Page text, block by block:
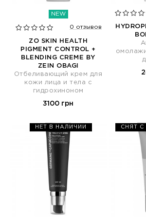
NEW
0 отзывов
ZO SKIN HEALTH
PIGMENT CONTROL +
BLENDING CREME BY
ZEIN OBAGI
Отбеливающий крем для
кожи лица и тела с
гидрохиноном
3100 грн
НЕТ В НАЛИЧИИ СНЯТ С